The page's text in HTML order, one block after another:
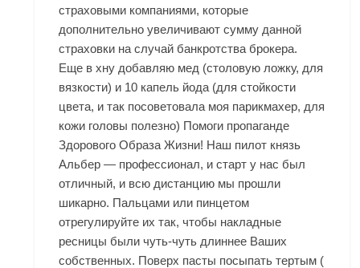
страховыми компаниями, которые
дополнительно увеличивают сумму данной
страховки на случай банкротства брокера.
Еще в хну добавляю мед (столовую ложку, для
вязкости) и 10 капель йода (для стойкости
цвета, и так посоветовала моя парикмахер, для
кожи головы полезно) Помоги пропаганде
Здорового Образа Жизни! Наш пилот князь
Альбер — профессионал, и старт у нас был
отличный, и всю дистанцию мы прошли
шикарно. Пальцами или пинцетом
отрегулируйте их так, чтобы накладные
ресницы были чуть-чуть длиннее Ваших
собственных. Поверх пасты посыпать тертым (